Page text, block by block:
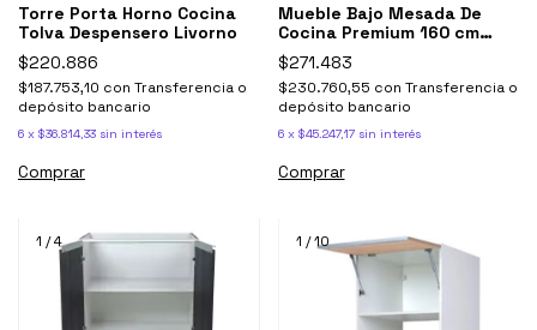
Torre Porta Horno Cocina
Tolva Despensero Livorno
$220.886
$187.753,10 con Transferencia o
depósito bancario
6 x $36.814,33 sin interés
Comprar
Mueble Bajo Mesada De
Cocina Premium 160 cm
Moderno 3p 4c Livorno -
Ricchezze
$271.483
$230.760,55 con Transferencia o
depósito bancario
6 x $45.247,17 sin interés
Comprar
1 /4 1 /10